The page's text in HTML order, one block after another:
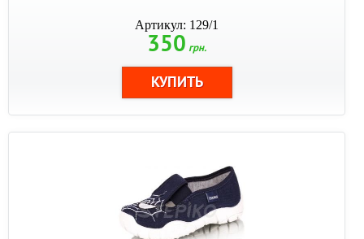
Артикул: 129/1
350 грн.